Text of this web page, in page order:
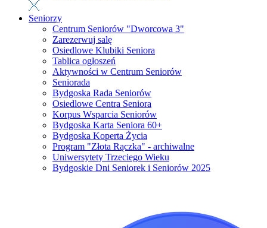
Seniorzy
Centrum Seniorów "Dworcowa 3"
Zarezerwuj salę
Osiedlowe Klubiki Seniora
Tablica ogłoszeń
Aktywności w Centrum Seniorów
Seniorada
Bydgoska Rada Seniorów
Osiedlowe Centra Seniora
Korpus Wsparcia Seniorów
Bydgoska Karta Seniora 60+
Bydgoska Koperta Życia
Program "Złota Rączka" - archiwalne
Uniwersytety Trzeciego Wieku
Bydgoskie Dni Seniorek i Seniorów 2025